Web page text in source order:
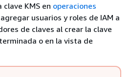
KMS en operaciones
usuarios y roles de IAM a
de claves al crear la clave
o en la vista de